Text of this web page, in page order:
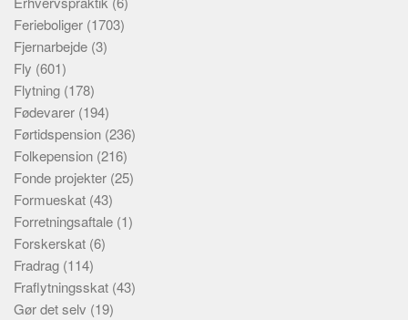
Ferieboliger (1703)
Fjernarbejde (3)
Fly (601)
Flytning (178)
Fødevarer (194)
Førtidspension (236)
Folkepension (216)
Fonde projekter (25)
Formueskat (43)
Forretningsaftale (1)
Forskerskat (6)
Fradrag (114)
Fraflytningsskat (43)
Gør det selv (19)